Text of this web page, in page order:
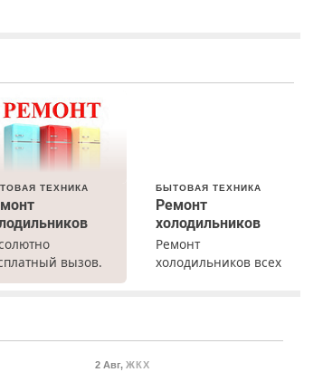
ТЕХНИКА
вызов.
БЫТОВАЯ ТЕХНИКА
Ремонт
холодильников
Ремонт
холодильников всех
2 Авг, ЖКХ